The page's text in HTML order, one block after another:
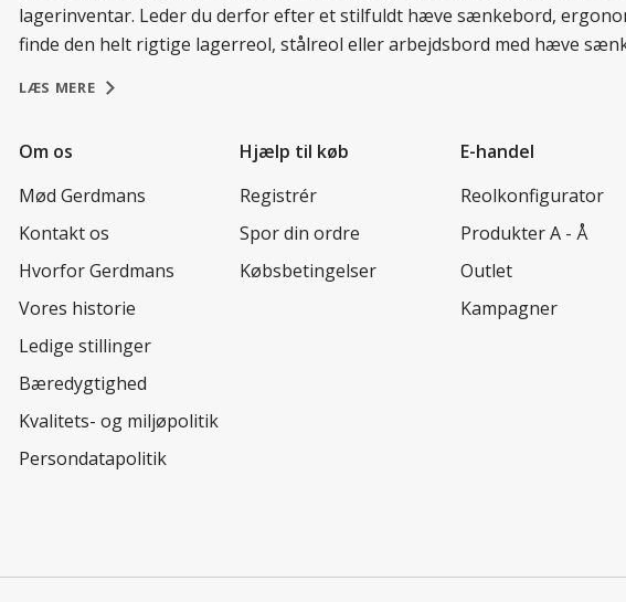
lagerinventar. Leder du derfor efter et stilfuldt hæve sænkebord,
finde den helt rigtige lagerreol, stålreol eller arbejdsbord med hæve
LÆS MERE
Om os
Mød Gerdmans
Kontakt os
Hvorfor Gerdmans
Vores historie
Ledige stillinger
Bæredygtighed
Kvalitets- og miljøpolitik
Persondatapolitik
Hjælp til køb
Registrér
Spor din ordre
Købsbetingelser
E-handel
Reolkonfigurator
Produkter A - Å
Outlet
Kampagner